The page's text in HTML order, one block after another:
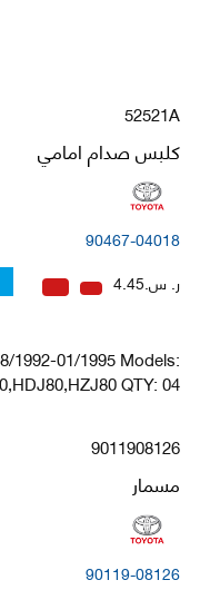
52521A
كلبس صدام امامي
90467-04018
ر. س.4.45
1992-01/1995 Models:
QTY: 04
9011908126
مسمار
90119-08126